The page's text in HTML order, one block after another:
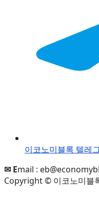
이코노미블록 텔레
✉ Email :
Copyright © 이코노미블